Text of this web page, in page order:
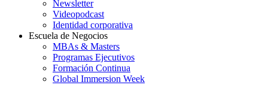
Newsletter
Videopodcast
Identidad corporativa
Escuela de Negocios
MBAs & Masters
Programas Ejecutivos
Formación Continua
Global Immersion Week